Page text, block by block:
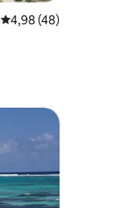
Μέση βαθμολογία:
4,98 (48)